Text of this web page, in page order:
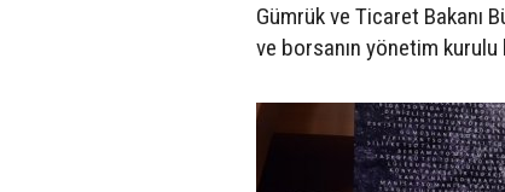
Gümrük ve Ticaret Bakanı
ve borsanın yönetim kurulu